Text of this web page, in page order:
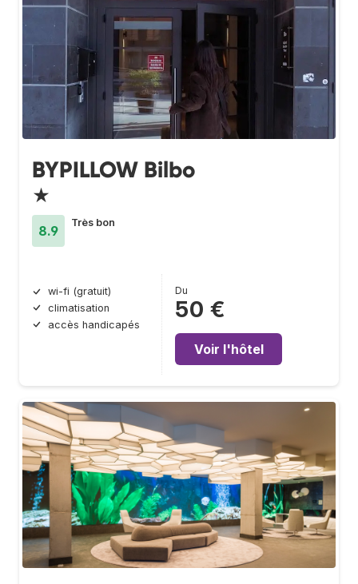
BYPILLOW Bilbo
★
8.9
Très bon
wi-fi (gratuit)
climatisation
accès handicapés
Du
50 €
Voir l'hôtel